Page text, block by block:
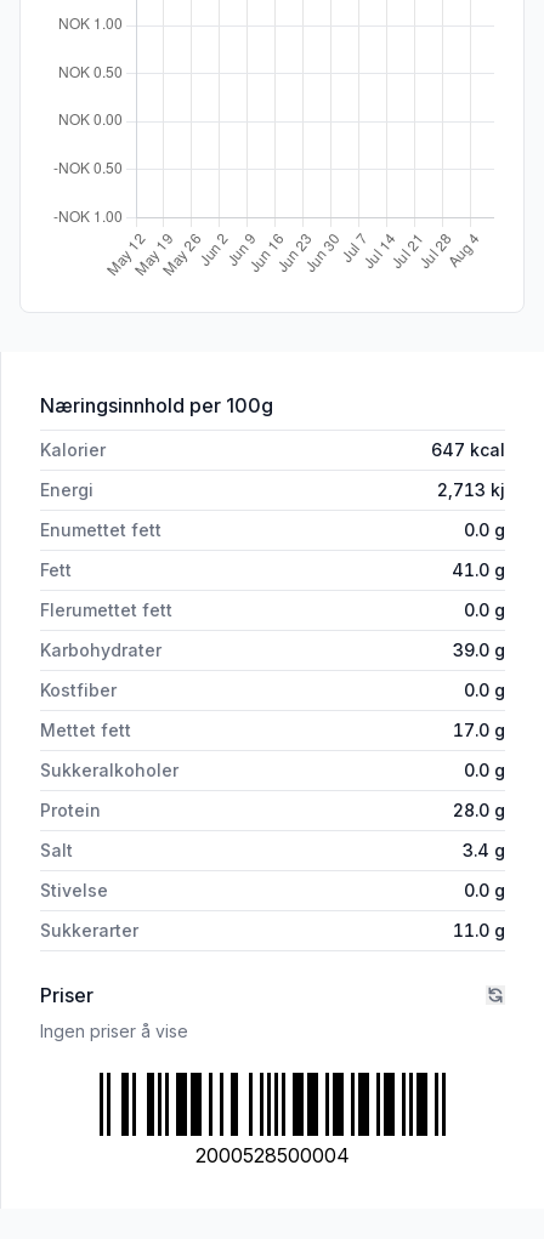
Næringsinnhold for 'Spicyburger m/Brød pr stykk'
per 100g
Kalorier 647 kcal
Energi
2,713 kj
Enumettet fett
0.0 g
Fett
41.0 g
Flerumettet fett
0.0 g
Karbohydrater
39.0 g
Kostfiber
0.0 g
Mettet fett
17.0 g
Sukkeralkoholer
0.0 g
Protein
28.0 g
Salt
3.4 g
Stivelse
0.0 g
Sukkerarter
11.0 g
Priser
Ingen priser å vise
2000528500004